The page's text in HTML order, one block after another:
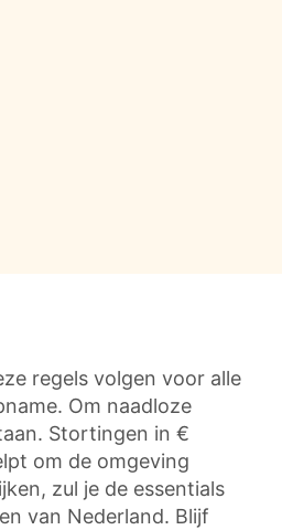
regels volgen voor alle
Om naadloze
Stortingen in €
om de omgeving
zul je de essentials
van Nederland. Blijf